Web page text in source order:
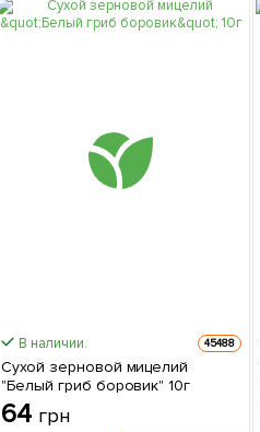
В наличии. 45488
Сухой зерновой мицелий
"Белый гриб боровик" 10г
64 грн